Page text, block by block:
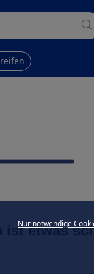
Nur notwendige
ist etwas